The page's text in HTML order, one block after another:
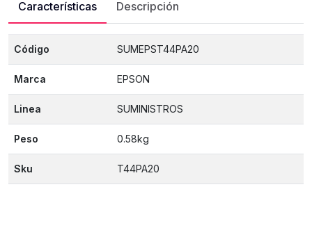
Características Descripción
Código SUMEPST44PA20
Marca EPSON
Linea SUMINISTROS
Peso 0.58kg
Sku T44PA20